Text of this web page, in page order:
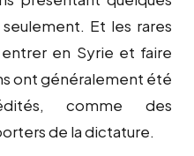
Et les rares
en Syrie et faire
ont généralement été
comme des
de la dictature.